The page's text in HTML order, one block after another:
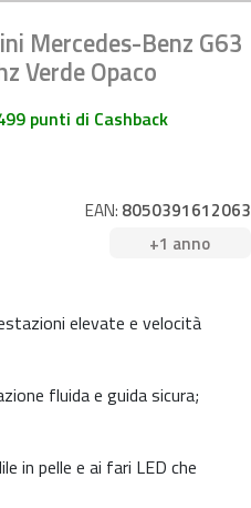
Mercedes-Benz G63
Verde Opaco
punti di Cashback
EAN: 8050391612063
+1 anno
elevate e velocità
fluida e guida sicura;
in pelle e ai fari LED che